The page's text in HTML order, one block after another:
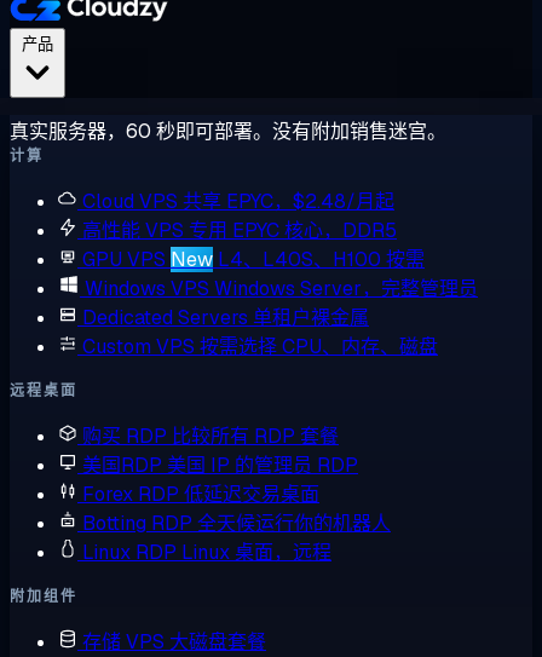
真实服务器，60 秒即可部署。没有附加销售迷宫。
计算
Cloud VPS 共享 EPYC，$2.48/月起
高性能 VPS 专用 EPYC 核心，DDR5
GPU VPS New L4、L40S、H100 按需
Windows VPS Windows Server，完整管理员
Dedicated Servers 单租户裸金属
Custom VPS 按需选择 CPU、内存、磁盘
远程桌面
购买 RDP 比较所有 RDP 套餐
美国RDP 美国 IP 的管理员 RDP
Forex RDP 低延迟交易桌面
Botting RDP 全天候运行你的机器人
Linux RDP Linux 桌面，远程
附加组件
存储 VPS 大磁盘套餐